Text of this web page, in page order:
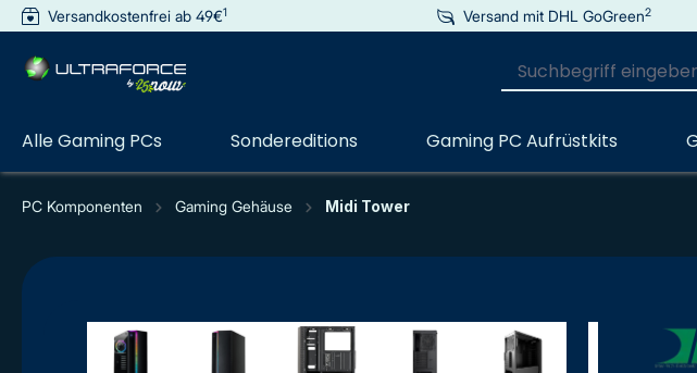
springen Zur Hauptnavigation springen
Versandkostenfrei ab 49€1 Versand mit DHL GoGreen2
Alle Gaming PCs Sondereditions Gaming PC Aufrüstkits
PC Komponenten Gaming Gehäuse Midi Tower